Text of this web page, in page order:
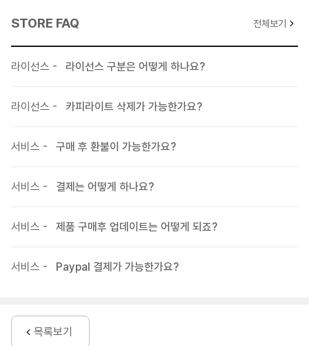
201600803 V1.0.6 업데이트 내역
레이아웃 - 원페이지형 사용 시 서브에서 원페이지메뉴를 클릭해도
해당 섹션으로 정확하게 이동하지 않는 문제 보안.
레이아웃 - 모바일에서 상단 아이콘 크기 수정.
20160714 V1.0.5 업데이트 내역
레이아웃 - 푸터 영역 SNS 아이콘 스타일 옵션 추가
위젯 - 갤러리형, 웹진형 썸네일 출력 코드 개선
20160607 V1.0.4 업데이트 내역
레이아웃 - 슬라이더 5번째 이미지의 텍스트 사이즈가 작은부분 수정
20160505 V1.0.3 업데이트 내역
STORE FAQ 전체보기
라이선스 - 라이선스 구분은 어떻게 하나요?
라이선스 - 카피라이트 삭제가 가능한가요?
서비스 - 구매 후 환불이 가능한가요?
서비스 - 결제는 어떻게 하나요?
서비스 - 제품 구매후 업데이트는 어떻게 되죠?
서비스 - Paypal 결제가 가능한가요?
목록보기